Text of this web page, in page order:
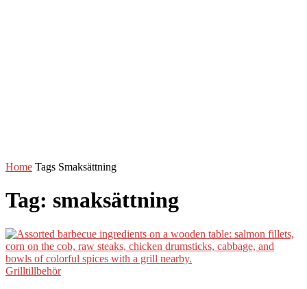
Home Tags Smaksättning
Tag: smaksättning
Grilltillbehör